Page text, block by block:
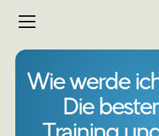
Wie werde
Die